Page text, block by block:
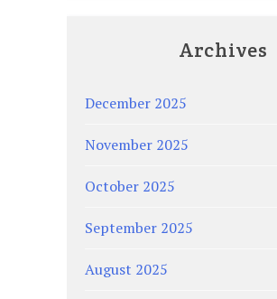
Archives
December 2025
November 2025
October 2025
September 2025
August 2025